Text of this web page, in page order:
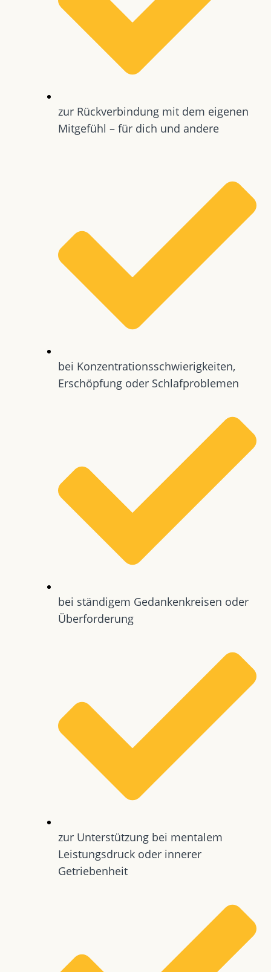
zur Rückverbindung mit dem eigenen
Mitgefühl – für dich und andere
bei Konzentrationsschwierigkeiten,
Erschöpfung oder Schlafproblemen
bei ständigem Gedankenkreisen oder
Überforderung
zur Unterstützung bei mentalem
Leistungsdruck oder innerer
Getriebenheit